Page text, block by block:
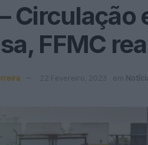
FFMC
22 Fevereiro, 2023 em